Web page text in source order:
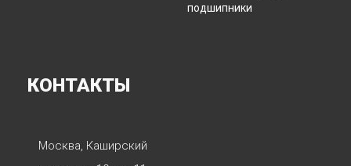
подшипники
КОНТАКТЫ
Москва, Каширский